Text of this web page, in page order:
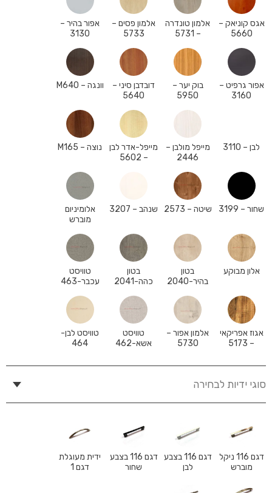
אגס קוניאק –
5660
אלמון טונדרה
– 5731
אלמון פסים –
5733
אפור בהיר –
3130
אפור גרפיט –
3160
בוק יער –
5950
דובדבן סיני –
5640
וונגה – M640
לבן – 3110
מייפל מולבן –
2446
מייפל-אדר לבן
– 5602
נוצה – M165
שחור – 3199 שיטה – 2573 שנהב – 3207
אלומיניום
מוברש
אלון מבוקע
בטון
בהיר-2040
בטון
כהה-2041
טוויסט
עכבר-463
אגוז אפריקאי
– 5173
אלמון אפור –
5730
טוויסט
אשא-462
טוויסט לבן-
464
סוגי ידיות לבחירה
דגם 116 ניקל
מוברש
דגם 116 בצבע
לבן
דגם 116 בצבע
שחור
ידית מעוגלת
דגם 1